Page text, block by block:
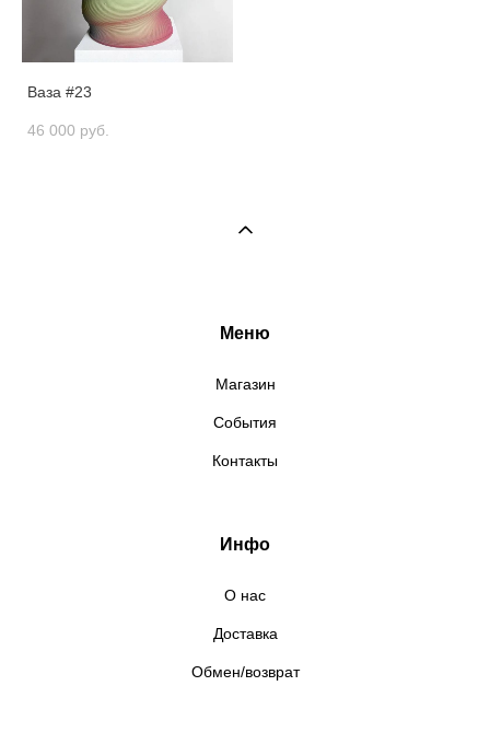
Ваза #23
46 000 pуб.
Меню
Магазин
События
Контакты
Инфо
О нас
Доставка
Обмен/возврат